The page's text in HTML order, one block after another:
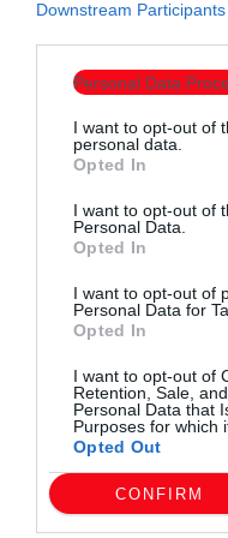
Downstream Participants
Personal Data
I want to opt-out of
personal data.
Opted In
I want to opt-out of
Personal Data.
Opted In
I want to opt-out of
Personal Data for
Opted In
I want to opt-out of
Retention, Sale,
Personal Data that
Purposes for which
Opted Out
CONFIRM
Πρόεδρος του
Συντάχθηκε από:ERKO.GR
Σχετικά